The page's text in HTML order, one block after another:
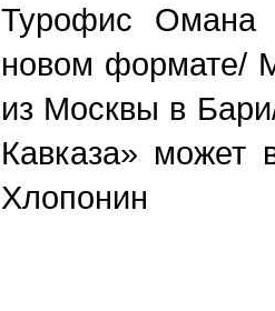
Турофис Омана
новом формате/
из Москвы в
Кавказа» может
Хлопонин